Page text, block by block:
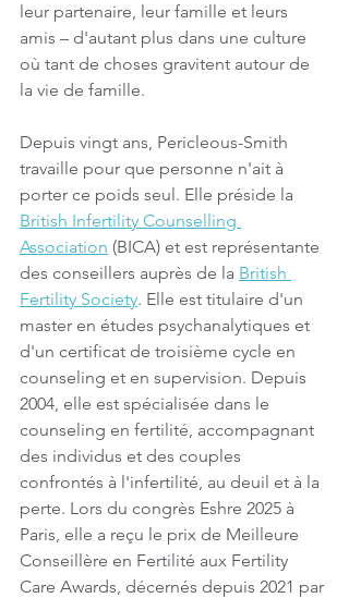
leur partenaire, leur famille et leurs
amis – d'autant plus dans une culture
où tant de choses gravitent autour de
la vie de famille.
Depuis vingt ans, Pericleous-Smith
travaille pour que personne n'ait à
porter ce poids seul. Elle préside la
British Infertility Counselling
Association (BICA) et est représentante
des conseillers auprès de la British
Fertility Society. Elle est titulaire d'un
master en études psychanalytiques et
d'un certificat de troisième cycle en
counseling et en supervision. Depuis
2004, elle est spécialisée dans le
counseling en fertilité, accompagnant
des individus et des couples
confrontés à l'infertilité, au deuil et à la
perte. Lors du congrès Eshre 2025 à
Paris, elle a reçu le prix de Meilleure
Conseillère en Fertilité aux Fertility
Care Awards, décernés depuis 2021 par